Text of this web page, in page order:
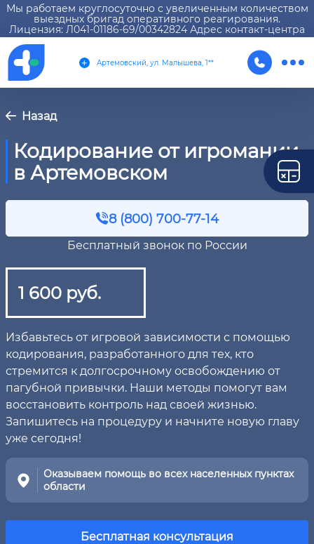
Мы работаем круглосуточно с увеличенным количеством
выездных бригад оперативного реагирования.
Лицензия: Л041-01186-69/00342824 Адрес контакт-центра
Артемовский, ул. Малышева, 1**
Назад
Кодирование от игромании
в Артемовском
8 (800) 700-77-14
Бесплатный звонок по России
1 600 руб.
Избавьтесь от игровой зависимости с помощью
кодирования, разработанного для тех, кто
стремится к долгосрочному освобождению от
пагубной привычки. Наши методы помогут вам
восстановить контроль над своей жизнью.
Запишитесь на процедуру и начните новую главу
уже сегодня!
Оказываем помощь во всех населенных пунктах
области
Бесплатная консультация